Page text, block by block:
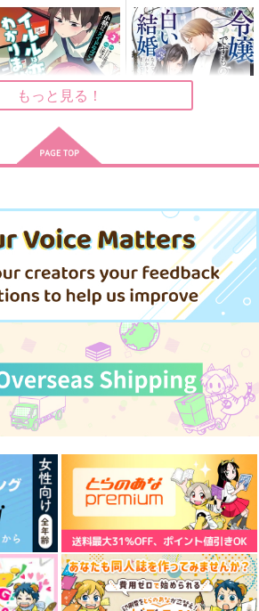
愛猫監査記録 弐
チェルニー
787円
サンプル
作品詳細
944
サンプル
作品詳細
バーボンはつかれやす
い上
ぼーだーわんこ
944円 （税込）
ライ×バーボン
ゴン イルルは恋とか
わかりません! 2
双葉社
770
サンプル
作品詳細
婚なんてわかりきって
ましてよ。 アンソロ
ジーコミック
KADOKAWA
円（税込）
サンプル
作品詳細
もっと見る！